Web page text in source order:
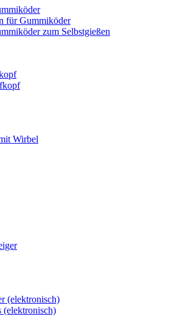
für Gummiköder
zum Selbstgießen
Wirbel
(elektronisch)
(elektronisch)